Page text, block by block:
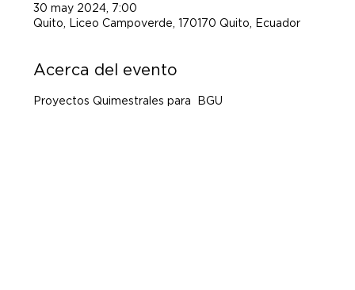
30 may 2024, 7:00
Quito, Liceo Campoverde, 170170 Quito, Ecuador
Acerca del evento
Proyectos Quimestrales para  BGU